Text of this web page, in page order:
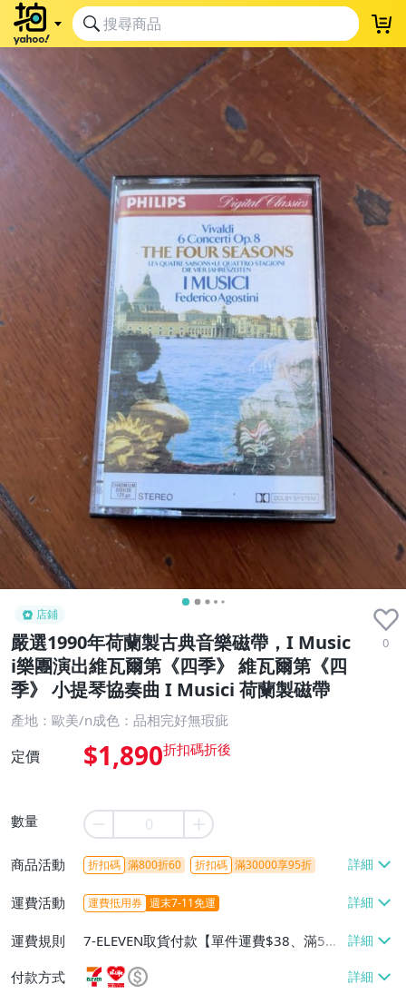
店鋪
嚴選1990年荷蘭製古典音樂磁帶，I Music
i樂團演出維瓦爾第《四季》 維瓦爾第《四
季》 小提琴協奏曲 I Musici 荷蘭製磁帶
0
產地：歐美/n成色：品相完好無瑕疵
定價 $1,890
數量
商品活動 折扣碼 滿800折60 折扣碼 滿30000享95折
運費活動 運費抵用券 週末7-11免運
運費規則
7-ELEVEN取貨付款【單件運費$38、滿5件
或消費滿$1298免運費】、7-ELEVEN取貨
不付款【免運費】、萊爾富取貨付款【單件
付款方式